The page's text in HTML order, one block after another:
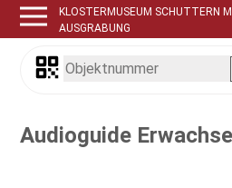
KLOSTERMUSEUM SCHUTTERN
AUSGRABUNG
Audioguide